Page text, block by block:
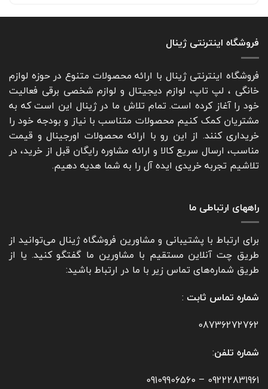
فروشگاه اینترنتی ژینال
فروشگاه اینترنتی ژینال با ارائه محصولات متنوع در حوزه لوازم
خانگی ، لپ تاپ، لوازم دیجیتال و لوازم شخصی برقی فعالیت
خود را آغاز کرده است. تمام تلاش ما در ژینال این است که به
مشتریان کمک کنیم محصولات متناسب با نیاز و بودجه خود را
خریداری کنند. از این رو با ارائه محصولات اورجینال و قیمت
مناسب، ارسال سریع کالا و ارائه مشاوره رایگان قبل از خرید، در
تلاشیم تجربه خریدی ایده آل را به شما هدیه دهیم.
راههای ارتباطی ما
برای ارتباط با پشتیبانی و مشاورین فروشگاه ژینال می‌توانید از
طریق چت آنلاین مستقیم با مشاورین ما گفتگو کنید. یا از
طریق شماره‌های تماس زیر با ما در ارتباط باشید:
شماره تماس ثابت :
08736272762
شماره تلفن:
09222831961
–
09109906560